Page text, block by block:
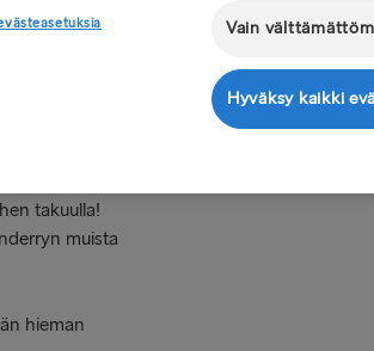
takuulla!
muista
hieman
Vain
Hyväksy kaikki